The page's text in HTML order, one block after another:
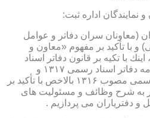
نمایندگان اداره ثبت:
(معاونان سران دفاتر و عوامل
و با تأكید بر مفهوم «معاون و
با تكیه بر قانون دفاتر اسناد
رسمی مصوب ۱۳۱۶ و آئین نامه دفاتر اسناد رسمی ۱۳۱۷ و
نظامنامه قانون دفاتر اسناد رسمی مصوب ۱۳۱۶ بالاخص با تأكید بر
مذكور به شرح وظائف و مسئولیت های
و دفتریاران می پردازیم .